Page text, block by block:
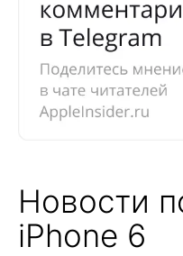
Новости
iPhone 6